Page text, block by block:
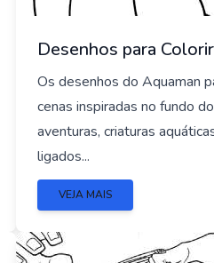
Desenhos para
Os desenhos do Aquaman
cenas inspiradas no fundo
aventuras, criaturas
ligados...
VEJA MAIS